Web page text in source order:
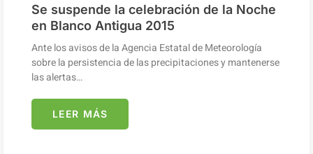
Se suspende la celebración de la Noche
en Blanco Antigua 2015
Ante los avisos de la Agencia Estatal de Meteorología
sobre la persistencia de las precipitaciones y mantenerse
las alertas…
LEER MÁS